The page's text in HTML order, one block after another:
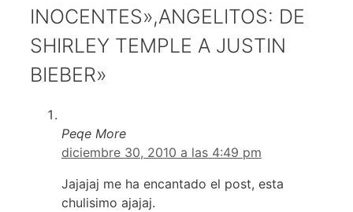
INOCENTES»,ANGELITOS: DE
SHIRLEY TEMPLE A JUSTIN
BIEBER»
Peqe More
diciembre 30, 2010 a las 4:49 pm
Jajajaj me ha encantado el post, esta
chulisimo ajajaj.